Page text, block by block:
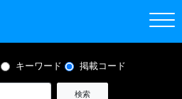
キーワード 掲載コード